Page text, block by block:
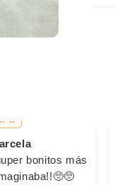
bonitos más